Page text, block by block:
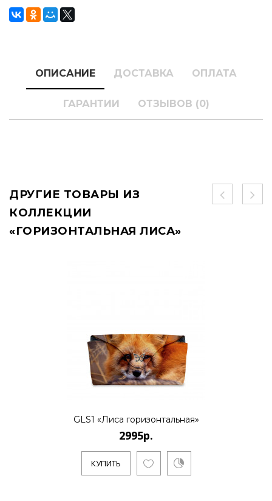
ОПИСАНИЕ ДОСТАВКА ОПЛАТА
ГАРАНТИИ ОТЗЫВОВ (0)
ДРУГИЕ ТОВАРЫ ИЗ
КОЛЛЕКЦИИ
«ГОРИЗОНТАЛЬНАЯ ЛИСА»
GLS1 «Лиса горизонтальная»
2995р.
КУПИТЬ